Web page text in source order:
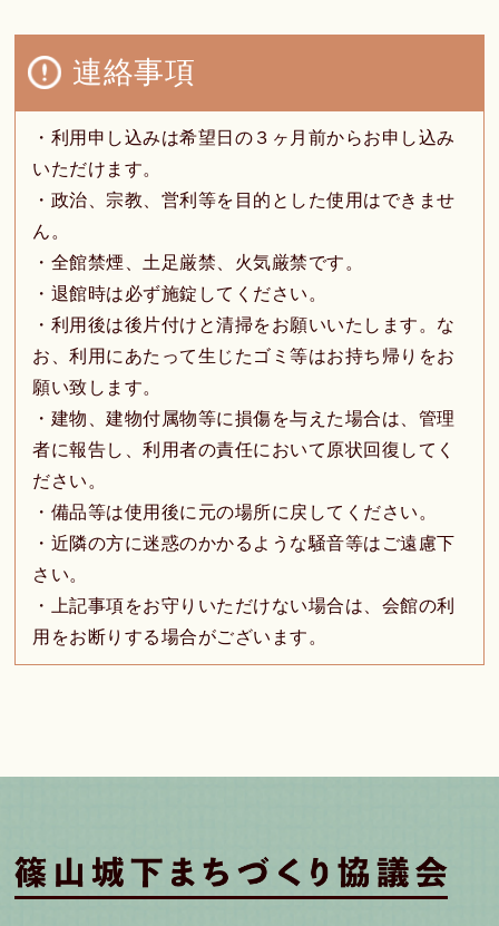
連絡事項
・利用申し込みは希望日の３ヶ月前からお申し込み
いただけます。
・政治、宗教、営利等を目的とした使用はできませ
ん。
・全館禁煙、土足厳禁、火気厳禁です。
・退館時は必ず施錠してください。
・利用後は後片付けと清掃をお願いいたします。な
お、利用にあたって生じたゴミ等はお持ち帰りをお
願い致します。
・建物、建物付属物等に損傷を与えた場合は、管理
者に報告し、利用者の責任において原状回復してく
ださい。
・備品等は使用後に元の場所に戻してください。
・近隣の方に迷惑のかかるような騒音等はご遠慮下
さい。
・上記事項をお守りいただけない場合は、会館の利
用をお断りする場合がございます。